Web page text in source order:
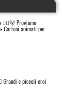
👱‍♀️🐻 Proviamo
Cartoni animati per
Grandi e piccoli eroi